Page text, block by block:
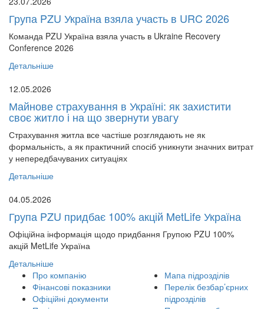
Група PZU Україна взяла участь в URC 2026
Команда PZU Україна взяла участь в Ukraine Recovery
Conference 2026
Детальніше
12.05.2026
Майнове страхування в Україні: як захистити
своє житло і на що звернути увагу
Страхування житла все частіше розглядають не як
формальність, а як практичний спосіб уникнути значних витрат
у непередбачуваних ситуаціях
Детальніше
04.05.2026
Група PZU придбає 100% акцій MetLife Україна
Офіційна інформація щодо придбання Групою PZU 100%
акцій MetLife Україна
Детальніше
Про компанію
Фінансові показники
Офіційні документи
Мапа підрозділів
Перелік безбар’єрних
підрозділів